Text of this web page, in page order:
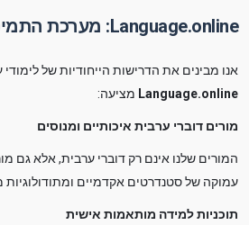
Language.online: מערכת התמיכה האקדמית שלך
אנו מבינים את הדרישות הייחודיות של
Language.online מציעה:
מורים דוברי ערבית איכותיים ומנוסים
המורים שלנו אינם רק דוברי ערבית, אלא גם
עמוקה של סטנדרטים אקדמיים ומתודולוגיות
תוכניות למידה מותאמות אישית